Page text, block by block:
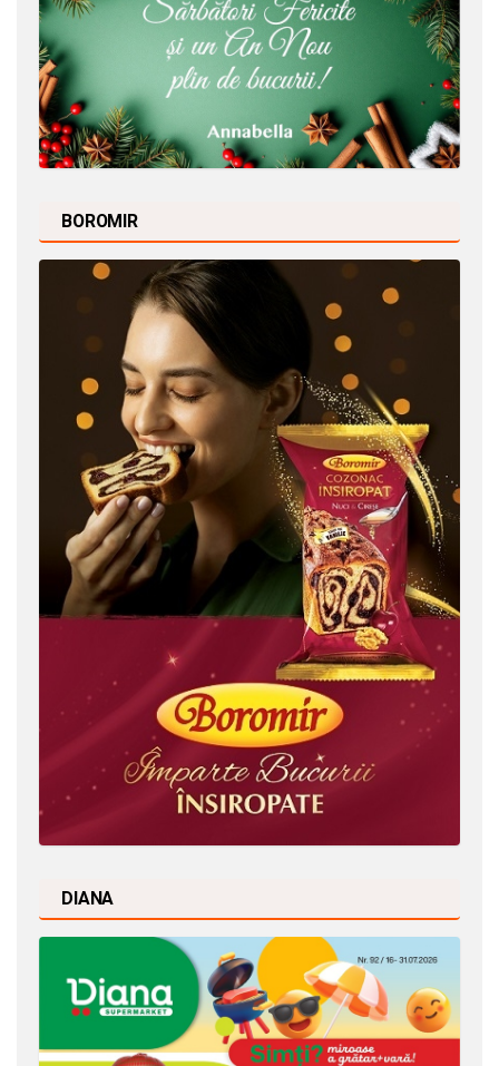
BOROMIR
DIANA